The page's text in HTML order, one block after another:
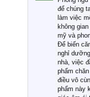
để chúng
làm việc
không
mỹ và
Để biến
nghỉ
nhà, việc
phẩm
điều vô
phẩm này